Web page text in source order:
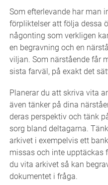
Som efterlevande har man
förpliktelser att följa dessa
någonting som verkligen
en begravning och en
viljan. Som närstående får
sista farväl, på exakt det
Planerar du att skriva vita
även tänker på dina
deras perspektiv och tänk
sorg bland deltagarna.
arkivet i exempelvis ett
missas och inte upptäckas
du vita arkivet så kan
dokumentet i fråga.